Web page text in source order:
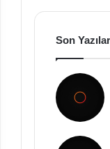
Son Yazılar